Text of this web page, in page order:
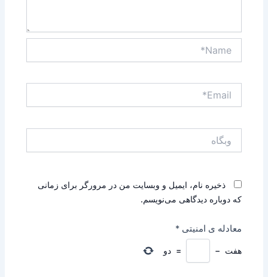
ذخیره نام، ایمیل و وبسایت من در مرورگر برای زمانی
که دوباره دیدگاهی می‌نویسم.
معادله ی امنیتی *
هفت −
= دو